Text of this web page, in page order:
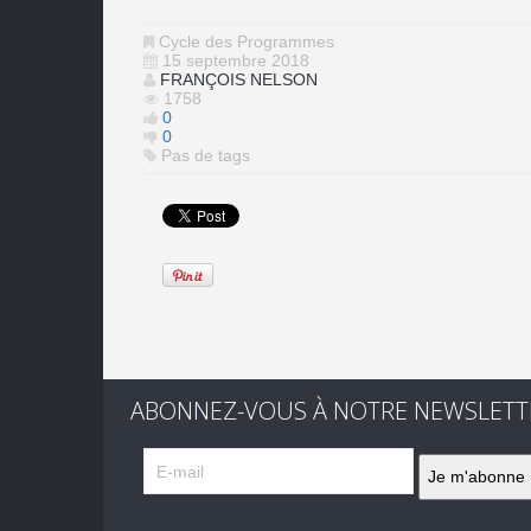
Cycle des Programmes
15 septembre 2018
FRANÇOIS NELSON
1758
0
0
Pas de tags
ABONNEZ-VOUS À NOTRE